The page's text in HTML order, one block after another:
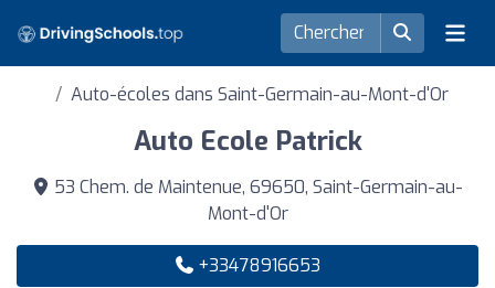
Auto-écoles dans Saint-Germain-au-Mont-d'Or
Auto Ecole Patrick
53 Chem. de Maintenue, 69650, Saint-Germain-au-
Mont-d'Or
+33478916653